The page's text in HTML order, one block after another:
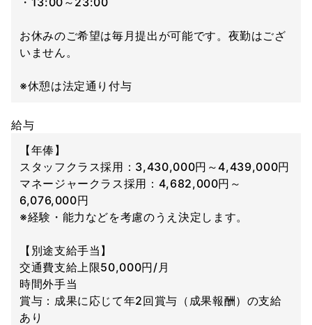
お休みのご希望は毎月提出が可能です。夜勤はござ
いません。
※休憩は法定通り付与
給与
【年俸】
スタッフクラス採用：3,430,000円～4,439,000円
マネージャークラス採用：4,682,000円～
6,076,000円
※経験・能力などを考慮のうえ決定します。
【別途支給手当】
交通費支給上限50,000円/月
時間外手当
賞与：成果に応じて年2回賞与（成果報酬）の支給
あり